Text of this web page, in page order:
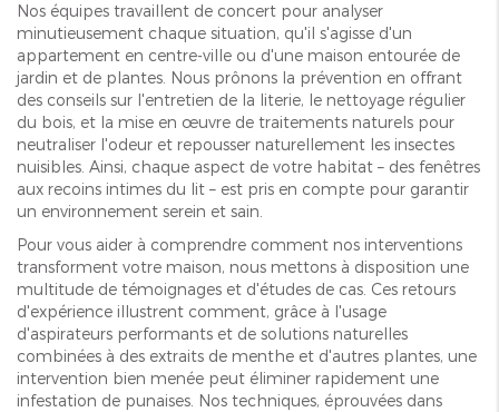
Nos équipes travaillent de concert pour analyser
minutieusement chaque situation, qu'il s'agisse d'un
appartement en centre-ville ou d'une maison entourée de
jardin et de plantes. Nous prônons la prévention en offrant
des conseils sur l'entretien de la literie, le nettoyage régulier
du bois, et la mise en œuvre de traitements naturels pour
neutraliser l'odeur et repousser naturellement les insectes
nuisibles. Ainsi, chaque aspect de votre habitat – des fenêtres
aux recoins intimes du lit – est pris en compte pour garantir
un environnement serein et sain.
Pour vous aider à comprendre comment nos interventions
transforment votre maison, nous mettons à disposition une
multitude de témoignages et d'études de cas. Ces retours
d'expérience illustrent comment, grâce à l'usage
d'aspirateurs performants et de solutions naturelles
combinées à des extraits de menthe et d'autres plantes, une
intervention bien menée peut éliminer rapidement une
infestation de punaises. Nos techniques, éprouvées dans